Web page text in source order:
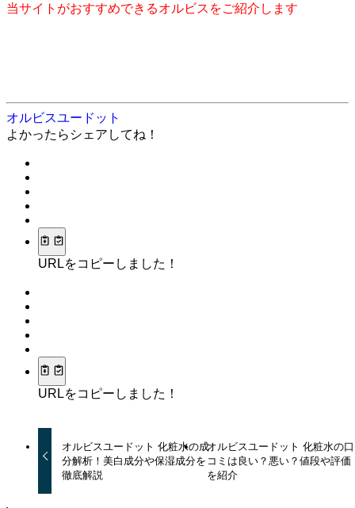
当サイトがおすすめできるオルビスをご紹介します
オルビスユードット
よかったらシェアしてね！
URLをコピーしました！
URLをコピーしました！
オルビスユードット 化粧水の成
分解析！美白成分や保湿成分を
徹底解説
オルビスユードット 化粧水の口
コミは良い？悪い？値段や評価
を紹介